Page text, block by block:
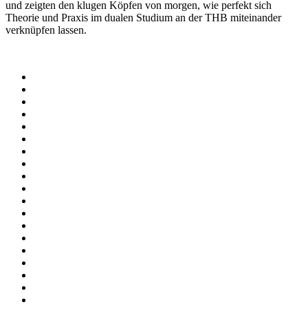
und zeigten den klugen Köpfen von morgen, wie perfekt sich
Theorie und Praxis im dualen Studium an der THB miteinander
verknüpfen lassen.